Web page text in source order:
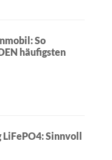
So
häufigsten
Sinnvoll